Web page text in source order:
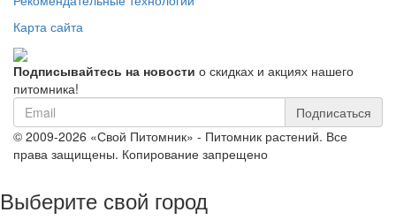
Карта сайта
Подписывайтесь на новости о скидках и акциях нашего
питомника!
Подписаться
© 2009-2026 «Свой Питомник» - Питомник растений. Все
права защищены. Копирование запрещено
Выберите свой город